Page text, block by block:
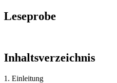
Leseprobe
Inhaltsverzeichnis
1. Einleitung